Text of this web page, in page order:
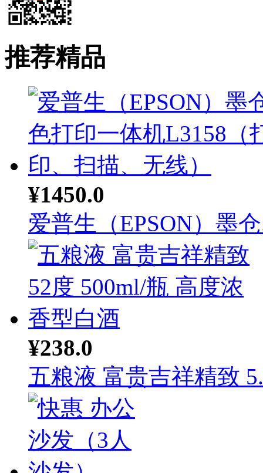
推荐精品
¥1450.0
爱普生（EPSON）墨
¥238.0
五粮液 富贵吉祥精致